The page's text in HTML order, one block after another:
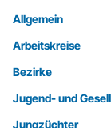
Allgemein
Arbeitskreise
Bezirke
Jugend- und
Jungzüchter